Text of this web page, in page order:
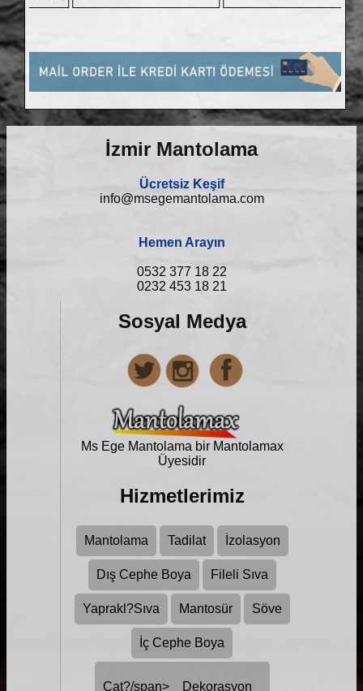
İzmir Mantolama
Ücretsiz Keşif
info@msegemantolama.com
Hemen Arayın
0532 377 18 22
0232 453 18 21
Sosyal Medya
Ms Ege Mantolama bir Mantolamax
Üyesidir
Hizmetlerimiz
Mantolama Tadilat İzolasyon
Dış Cephe Boya Fileli Sıva
Yaprakl?Sıva Mantosür Söve
İç Cephe Boya
Çat?/span> Dekorasyon